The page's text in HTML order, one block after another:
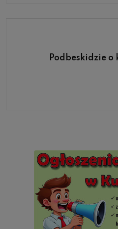
Podbeskidzie o